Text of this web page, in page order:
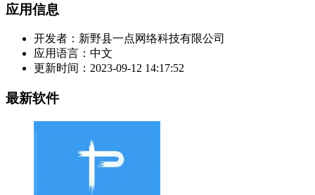
应用信息
开发者： 新野县一点网络科技有限公司
应用语言： 中文
更新时间： 2023-09-12 14:17:52
最新软件